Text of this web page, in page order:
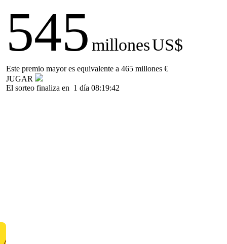
545 millonesUS$
Este premio mayor es equivalente a 465 millones €
JUGAR
El sorteo finaliza en 1 día 08:19:42